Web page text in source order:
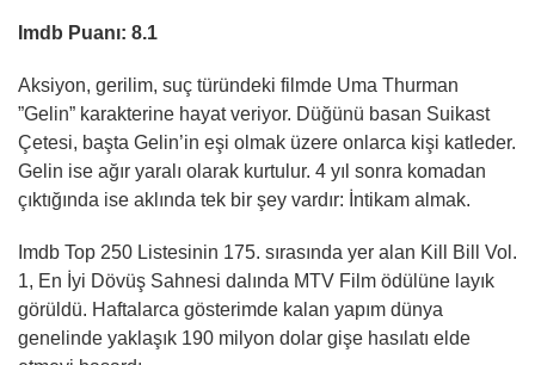
Imdb Puanı: 8.1
Aksiyon, gerilim, suç türündeki filmde Uma Thurman
”Gelin” karakterine hayat veriyor. Düğünü basan Suikast
Çetesi, başta Gelin’in eşi olmak üzere onlarca kişi katleder.
Gelin ise ağır yaralı olarak kurtulur. 4 yıl sonra komadan
çıktığında ise aklında tek bir şey vardır: İntikam almak.
Imdb Top 250 Listesinin 175. sırasında yer alan Kill Bill Vol.
1, En İyi Dövüş Sahnesi dalında MTV Film ödülüne layık
görüldü. Haftalarca gösterimde kalan yapım dünya
genelinde yaklaşık 190 milyon dolar gişe hasılatı elde